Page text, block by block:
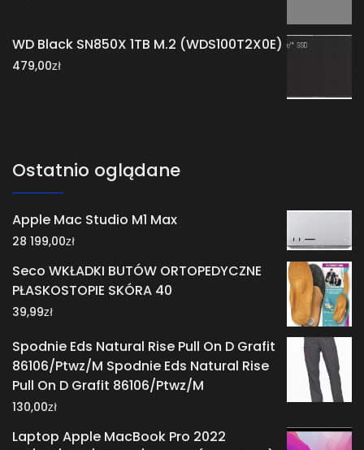
WD Black SN850X 1TB M.2 (WDS100T2X0E)
479,00zł
Ostatnio oglądane
Apple Mac Studio M1 Max
28 199,00zł
Seco WKŁADKI BUTÓW ORTOPEDYCZNE
PŁASKOSTOPIE SKÓRA 40
39,99zł
Spodnie Eds Natural Rise Pull On D Grafit
86106/Ptwz/M Spodnie Eds Natural Rise
Pull On D Grafit 86106/Ptwz/M
130,00zł
Laptop Apple MacBook Pro 2022